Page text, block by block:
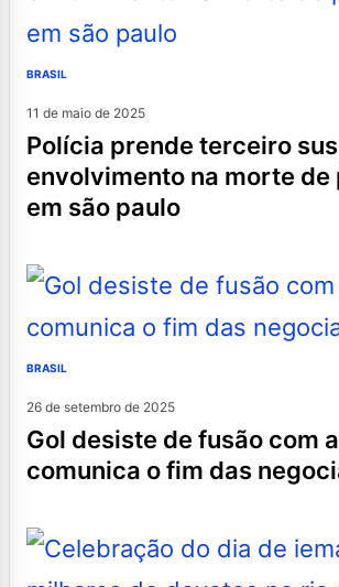
BRASIL
11 de maio de 2025
polícia prende terceiro suspeito de
envolvimento na morte de
em são paulo
BRASIL
26 de setembro de 2025
gol desiste de fusão com a azul e
comunica o fim das